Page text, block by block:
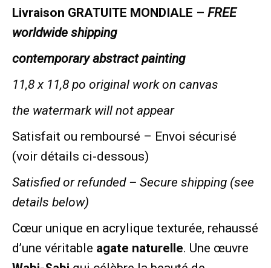
Livraison GRATUITE MONDIALE – FREE
worldwide shipping
contemporary abstract painting
11,8 x 11,8 po original work on canvas
the watermark will not appear
Satisfait ou remboursé – Envoi sécurisé
(voir détails ci-dessous)
Satisfied or refunded – Secure shipping (see
details below)
Cœur unique en acrylique texturée, rehaussé
d’une véritable agate naturelle. Une œuvre